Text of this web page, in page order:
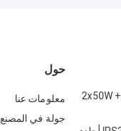
حول
معلومات عنا
جولة في المصنع
TPA3116D2 2.1 لوحة مكبر قناة 2x50W +